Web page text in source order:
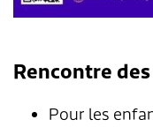
Rencontre
Pour les